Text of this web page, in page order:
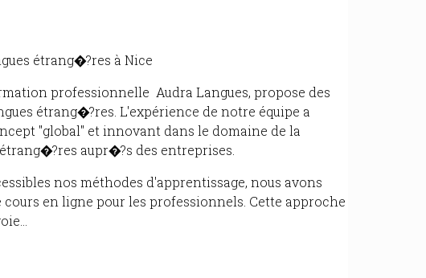
étrang�?res à Nice
professionnelle Audra Langues, propose des
étrang�?res. L'expérience de notre équipe a
"global" et innovant dans le domaine de la
aupr�?s des entreprises.
nos méthodes d'apprentissage, nous avons
en ligne pour les professionnels. Cette approche